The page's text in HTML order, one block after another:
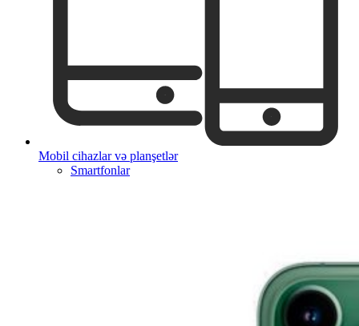
Mobil cihazlar və planşetlər
Smartfonlar